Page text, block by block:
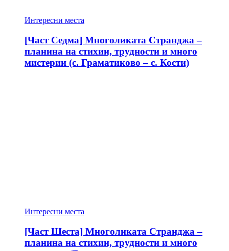
Интересни места
[Част Седма] Многоликата Странджа –
планина на стихии, трудности и много
мистерии (с. Граматиково – с. Кости)
Интересни места
[Част Шеста] Многоликата Странджа –
планина на стихии, трудности и много